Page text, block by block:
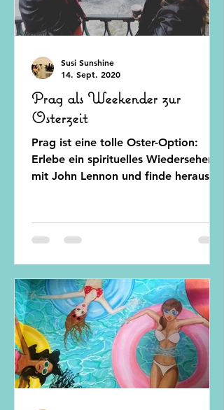
Prag als Weekender zur
Osterzeit
Prag ist eine tolle Oster-Option:
Erlebe ein spirituelles Wiedersehen
mit John Lennon und finde heraus,
Susi Sunshine
14. Sept. 2020